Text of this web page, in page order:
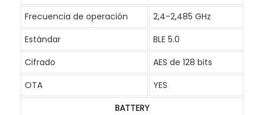
Frecuencia de operación
2,4-2,485 GHz
Estándar
BLE 5.0
Cifrado
AES de 128 bits
OTA
YES
BATTERY